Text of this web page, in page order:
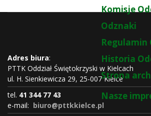
Komisje
Odznaki
Regulamin
Historia
Strona
Nasze
Adres biura:
PTTK Oddział Świętokrzyski w Kielcach
ul. H. Sienkiewicza 29, 25-007 Kielce
tel. 41 344 77 43
e-mail: biuro@pttkkielce.pl